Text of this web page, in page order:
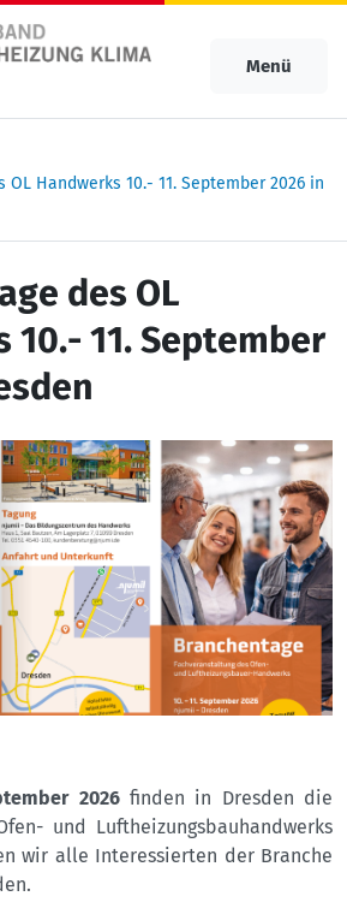
Menü
OL Handwerks 10.- 11. September 2026 in
des OL
10.- 11. September
2026finden in Dresden die
und Luftheizungsbauhandwerks
wir alle Interessierten der Branche